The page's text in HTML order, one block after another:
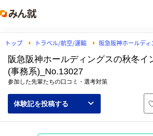
トップ トラベル/航空/運輸 阪急阪神ホールデ
阪急阪神ホールディングスの秋冬イ
(事務系)_No.13027
参加した先輩たちの口コミ・選考対策
体験記を投稿する